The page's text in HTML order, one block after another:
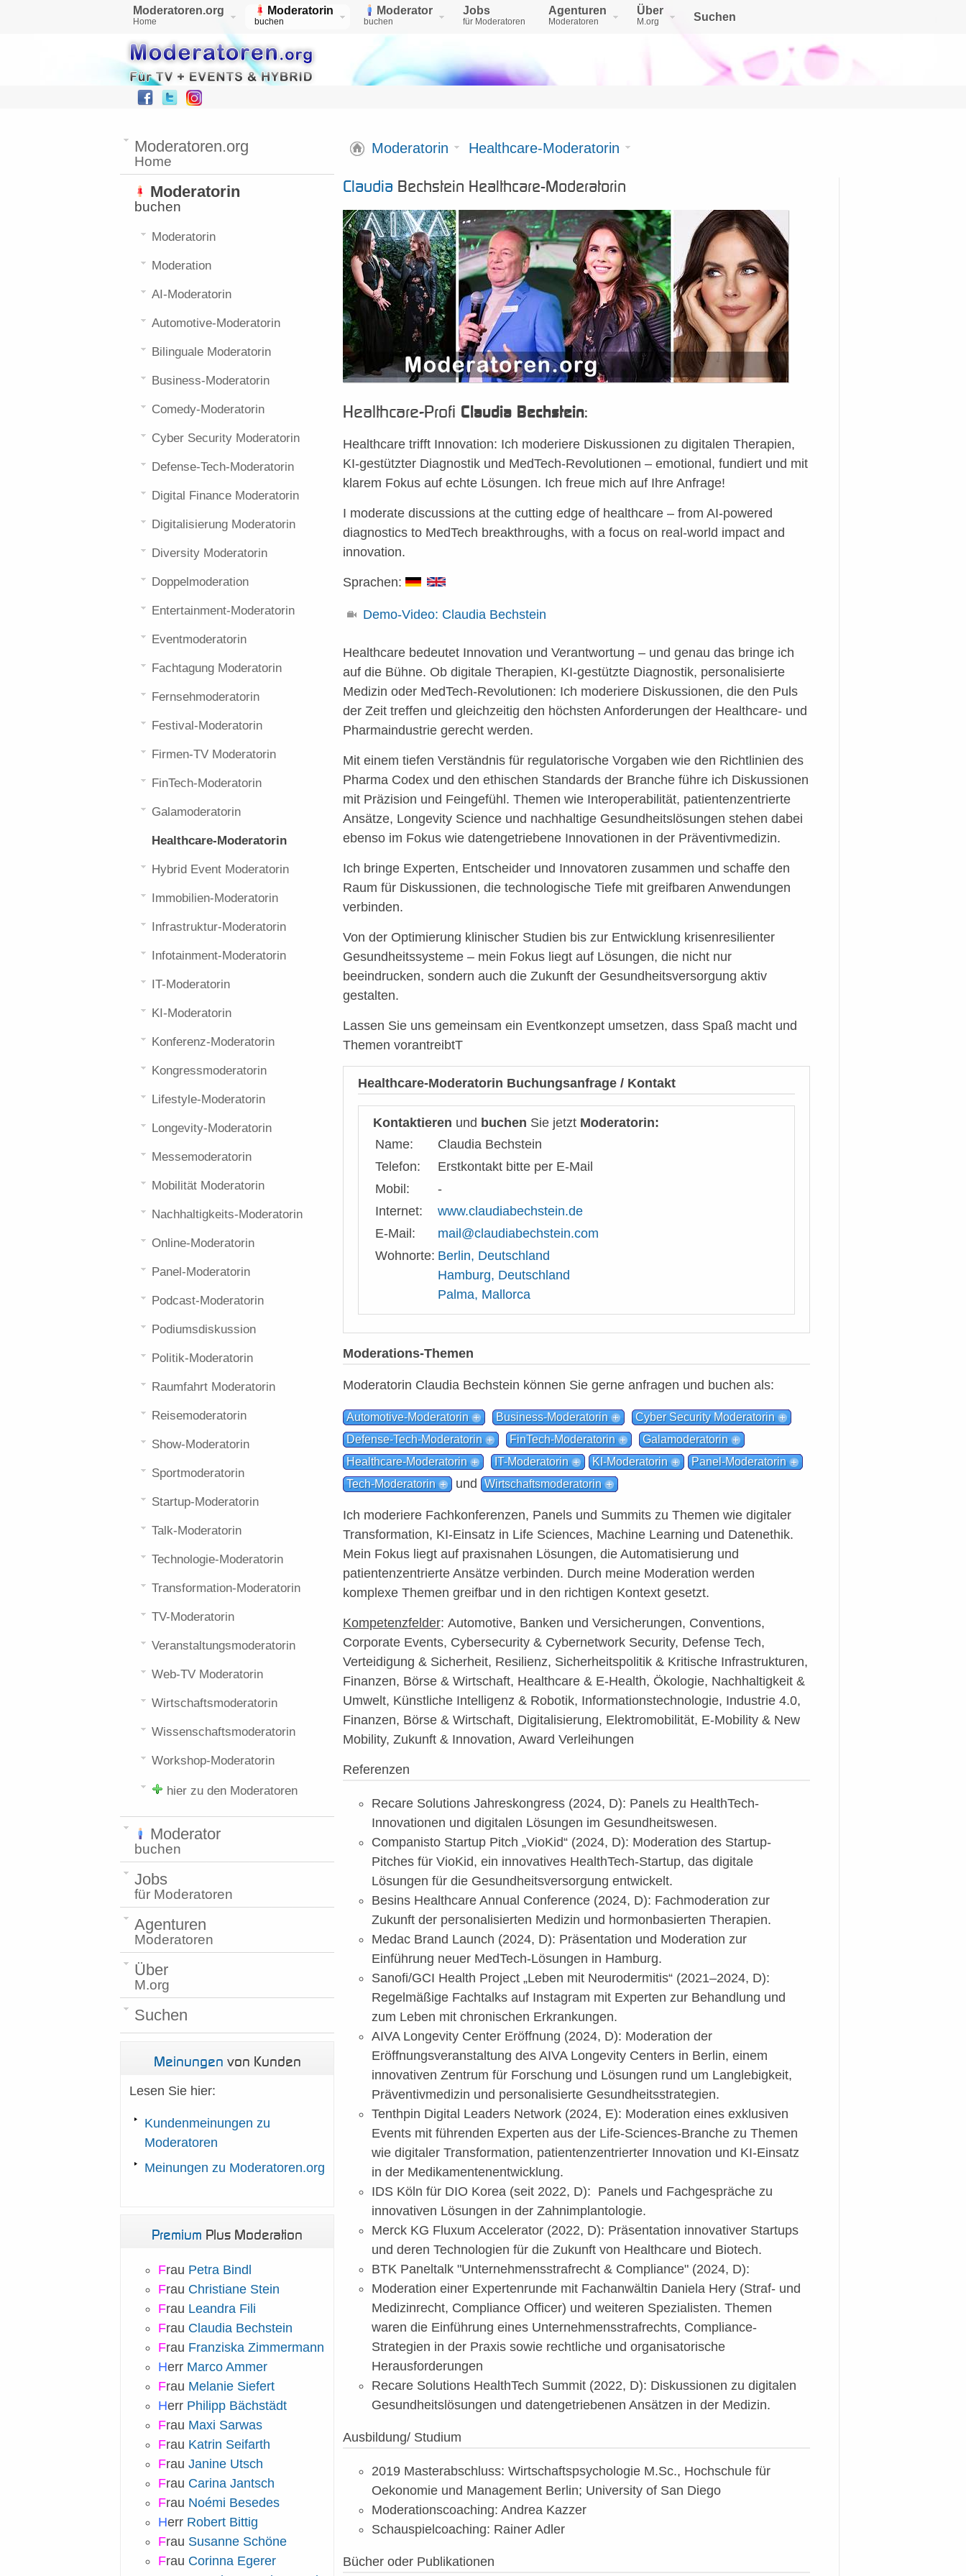
Moderatoren.org
Home
Moderatorin
buchen
Moderator
buchen
Jobs
für Moderatoren
Agenturen
Moderatoren
Über
M.org Suchen
Moderatorin Healthcare-Moderatorin
Claudia Bechstein Healthcare-Moderatorin
Healthcare-Profi Claudia Bechstein:
Healthcare trifft Innovation: Ich moderiere Diskussionen zu digitalen Therapien,
KI-gestützter Diagnostik und MedTech-Revolutionen – emotional, fundiert und mit
klarem Fokus auf echte Lösungen. Ich freue mich auf Ihre Anfrage!
I moderate discussions at the cutting edge of healthcare – from AI-powered
diagnostics to MedTech breakthroughs, with a focus on real-world impact and
innovation.
Sprachen:
Demo-Video: Claudia Bechstein
Healthcare bedeutet Innovation und Verantwortung – und genau das bringe ich
auf die Bühne. Ob digitale Therapien, KI-gestützte Diagnostik, personalisierte
Medizin oder MedTech-Revolutionen: Ich moderiere Diskussionen, die den Puls
der Zeit treffen und gleichzeitig den höchsten Anforderungen der Healthcare- und
Pharmaindustrie gerecht werden.
Mit einem tiefen Verständnis für regulatorische Vorgaben wie den Richtlinien des
Pharma Codex und den ethischen Standards der Branche führe ich Diskussionen
mit Präzision und Feingefühl. Themen wie Interoperabilität, patientenzentrierte
Ansätze, Longevity Science und nachhaltige Gesundheitslösungen stehen dabei
ebenso im Fokus wie datengetriebene Innovationen in der Präventivmedizin.
Ich bringe Experten, Entscheider und Innovatoren zusammen und schaffe den
Raum für Diskussionen, die technologische Tiefe mit greifbaren Anwendungen
verbinden.
Von der Optimierung klinischer Studien bis zur Entwicklung krisenresilienter
Gesundheitssysteme – mein Fokus liegt auf Lösungen, die nicht nur
beeindrucken, sondern auch die Zukunft der Gesundheitsversorgung aktiv
gestalten.
Lassen Sie uns gemeinsam ein Eventkonzept umsetzen, dass Spaß macht und
Themen vorantreibtT
Healthcare-Moderatorin Buchungsanfrage / Kontakt
Kontaktieren und buchen Sie jetzt Moderatorin:
Name:
Claudia Bechstein
Telefon:
Erstkontakt bitte per E-Mail
Mobil:
-
Internet:
www.claudiabechstein.de
E-Mail:
mail@claudiabechstein.com
Wohnorte: Berlin, Deutschland
Hamburg, Deutschland
Palma, Mallorca
Moderations-Themen
Moderatorin Claudia Bechstein können Sie gerne anfragen und buchen als:
Automotive-Moderatorin Business-Moderatorin
Cyber Security Moderatorin
Defense-Tech-Moderatorin
FinTech-Moderatorin
Galamoderatorin
Healthcare-Moderatorin
IT-Moderatorin KI-Moderatorin
Panel-Moderatorin
Tech-Moderatorin
und Wirtschaftsmoderatorin
Ich moderiere Fachkonferenzen, Panels und Summits zu Themen wie digitaler
Transformation, KI-Einsatz in Life Sciences, Machine Learning und Datenethik.
Mein Fokus liegt auf praxisnahen Lösungen, die Automatisierung und
patientenzentrierte Ansätze verbinden. Durch meine Moderation werden
komplexe Themen greifbar und in den richtigen Kontext gesetzt.
Kompetenzfelder: Automotive, Banken und Versicherungen, Conventions,
Corporate Events, Cybersecurity & Cybernetwork Security, Defense Tech,
Verteidigung & Sicherheit, Resilienz, Sicherheitspolitik & Kritische Infrastrukturen,
Finanzen, Börse & Wirtschaft, Healthcare & E-Health, Ökologie, Nachhaltigkeit &
Umwelt, Künstliche Intelligenz & Robotik, Informationstechnologie, Industrie 4.0,
Finanzen, Börse & Wirtschaft, Digitalisierung, Elektromobilität, E-Mobility & New
Mobility, Zukunft & Innovation, Award Verleihungen
Referenzen
Recare Solutions Jahreskongress (2024, D): Panels zu HealthTech-
Innovationen und digitalen Lösungen im Gesundheitswesen.
Companisto Startup Pitch „VioKid“ (2024, D): Moderation des Startup-
Pitches für VioKid, ein innovatives HealthTech-Startup, das digitale
Lösungen für die Gesundheitsversorgung entwickelt.
Besins Healthcare Annual Conference (2024, D): Fachmoderation zur
Zukunft der personalisierten Medizin und hormonbasierten Therapien.
Medac Brand Launch (2024, D): Präsentation und Moderation zur
Einführung neuer MedTech-Lösungen in Hamburg.
Sanofi/GCI Health Project „Leben mit Neurodermitis“ (2021–2024, D):
Regelmäßige Fachtalks auf Instagram mit Experten zur Behandlung und
zum Leben mit chronischen Erkrankungen.
AIVA Longevity Center Eröffnung (2024, D): Moderation der
Eröffnungsveranstaltung des AIVA Longevity Centers in Berlin, einem
innovativen Zentrum für Forschung und Lösungen rund um Langlebigkeit,
Präventivmedizin und personalisierte Gesundheitsstrategien.
Tenthpin Digital Leaders Network (2024, E): Moderation eines exklusiven
Events mit führenden Experten aus der Life-Sciences-Branche zu Themen
wie digitaler Transformation, patientenzentrierter Innovation und KI-Einsatz
in der Medikamentenentwicklung.
IDS Köln für DIO Korea (seit 2022, D): Panels und Fachgespräche zu
innovativen Lösungen in der Zahnimplantologie.
Merck KG Fluxum Accelerator (2022, D): Präsentation innovativer Startups
und deren Technologien für die Zukunft von Healthcare und Biotech.
BTK Paneltalk "Unternehmensstrafrecht & Compliance" (2024, D):
Moderation einer Expertenrunde mit Fachanwältin Daniela Hery (Straf- und
Medizinrecht, Compliance Officer) und weiteren Spezialisten. Themen
waren die Einführung eines Unternehmensstrafrechts, Compliance-
Strategien in der Praxis sowie rechtliche und organisatorische
Herausforderungen
Recare Solutions HealthTech Summit (2022, D): Diskussionen zu digitalen
Gesundheitslösungen und datengetriebenen Ansätzen in der Medizin.
Ausbildung/ Studium
2019 Masterabschluss: Wirtschaftspsychologie M.Sc., Hochschule für
Oekonomie und Management Berlin; University of San Diego
Moderationscoaching: Andrea Kazzer
Schauspielcoaching: Rainer Adler
Bücher oder Publikationen
Moderatoren.org
Home
Moderatorin
buchen
Moderatorin
Moderation
AI-Moderatorin
Automotive-Moderatorin
Bilinguale Moderatorin
Business-Moderatorin
Comedy-Moderatorin
Cyber Security Moderatorin
Defense-Tech-Moderatorin
Digital Finance Moderatorin
Digitalisierung Moderatorin
Diversity Moderatorin
Doppelmoderation
Entertainment-Moderatorin
Eventmoderatorin
Fachtagung Moderatorin
Fernsehmoderatorin
Festival-Moderatorin
Firmen-TV Moderatorin
FinTech-Moderatorin
Galamoderatorin
Healthcare-Moderatorin
Hybrid Event Moderatorin
Immobilien-Moderatorin
Infrastruktur-Moderatorin
Infotainment-Moderatorin
IT-Moderatorin
KI-Moderatorin
Konferenz-Moderatorin
Kongressmoderatorin
Lifestyle-Moderatorin
Longevity-Moderatorin
Messemoderatorin
Mobilität Moderatorin
Nachhaltigkeits-Moderatorin
Online-Moderatorin
Panel-Moderatorin
Podcast-Moderatorin
Podiumsdiskussion
Politik-Moderatorin
Raumfahrt Moderatorin
Reisemoderatorin
Show-Moderatorin
Sportmoderatorin
Startup-Moderatorin
Talk-Moderatorin
Technologie-Moderatorin
Transformation-Moderatorin
TV-Moderatorin
Veranstaltungsmoderatorin
Web-TV Moderatorin
Wirtschaftsmoderatorin
Wissenschaftsmoderatorin
Workshop-Moderatorin
hier zu den Moderatoren
Moderator
buchen
Jobs
für Moderatoren
Agenturen
Moderatoren
Über
M.org
Suchen
Meinungen von Kunden
Lesen Sie hier:
Kundenmeinungen zu
Moderatoren
Meinungen zu Moderatoren.org
Premium Plus Moderation
Frau Petra Bindl
Frau Christiane Stein
Frau Leandra Fili
Frau Claudia Bechstein
Frau Franziska Zimmermann
Herr Marco Ammer
Frau Melanie Siefert
Herr Philipp Bächstädt
Frau Maxi Sarwas
Frau Katrin Seifarth
Frau Janine Utsch
Frau Carina Jantsch
Frau Noémi Besedes
Herr Robert Bittig
Frau Susanne Schöne
Frau Corinna Egerer